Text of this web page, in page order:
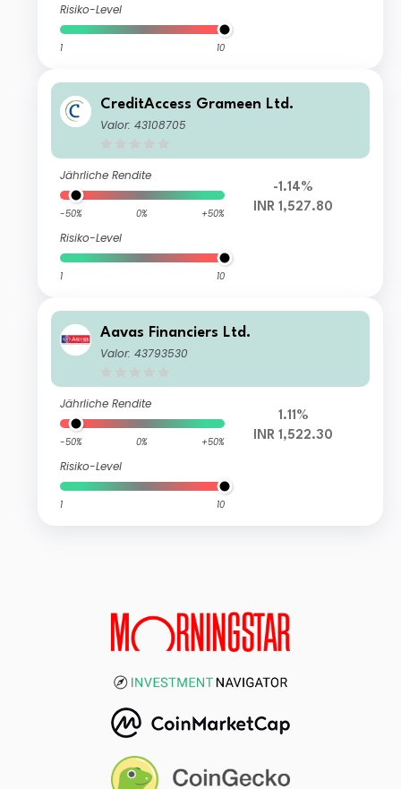
Risiko-Level
1 10
CreditAccess Grameen Ltd.
Valor: 43108705
Jährliche Rendite
-50% 0% +50%
Risiko-Level
1 10
-1.14%
INR 1,527.80
Aavas Financiers Ltd.
Valor: 43793530
Jährliche Rendite
-50% 0% +50%
Risiko-Level
1 10
1.11%
INR 1,522.30